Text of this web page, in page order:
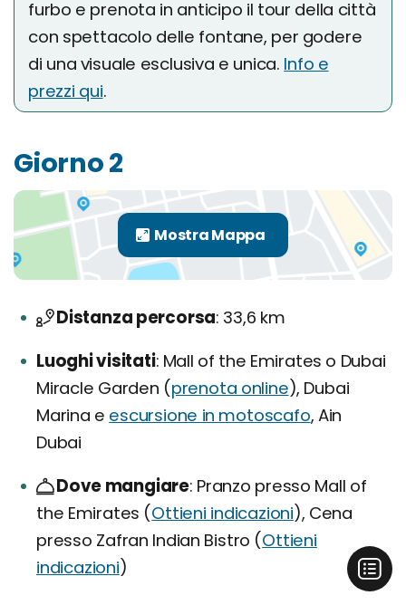
furbo e prenota in anticipo il tour della città
con spettacolo delle fontane, per godere
di una visuale esclusiva e unica. Info e
prezzi qui.
Giorno 2
Distanza percorsa 33,6 km
Luoghi visitati Mall of the Emirates o Dubai
Miracle Garden (prenota online), Dubai
Marina e escursione in motoscafo, Ain
Dubai
Dove mangiare Pranzo presso Mall of
the Emirates (Ottieni indicazioni), Cena
presso Zafran Indian Bistro (Ottieni
indicazioni)